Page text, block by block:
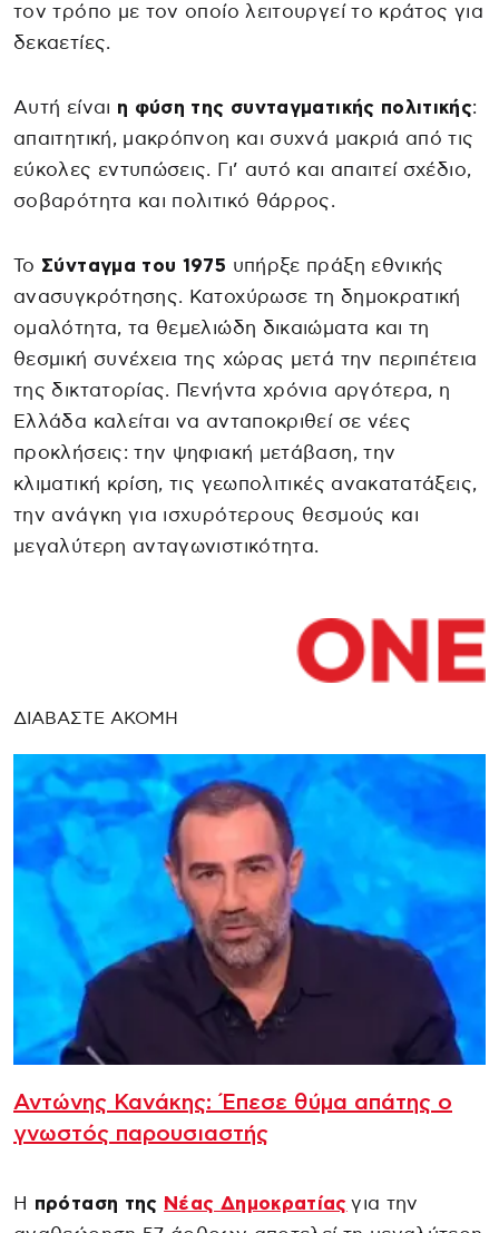
τον τρόπο με τον οποίο λειτουργεί το κράτος για
δεκαετίες.
Αυτή είναι η φύση της συνταγματικής πολιτικής:
απαιτητική, μακρόπνοη και συχνά μακριά από τις
εύκολες εντυπώσεις. Γι’ αυτό και απαιτεί σχέδιο,
σοβαρότητα και πολιτικό θάρρος.
Το Σύνταγμα του 1975 υπήρξε πράξη εθνικής
ανασυγκρότησης. Κατοχύρωσε τη δημοκρατική
ομαλότητα, τα θεμελιώδη δικαιώματα και τη
θεσμική συνέχεια της χώρας μετά την περιπέτεια
της δικτατορίας. Πενήντα χρόνια αργότερα, η
Ελλάδα καλείται να ανταποκριθεί σε νέες
προκλήσεις: την ψηφιακή μετάβαση, την
κλιματική κρίση, τις γεωπολιτικές ανακατατάξεις,
την ανάγκη για ισχυρότερους θεσμούς και
μεγαλύτερη ανταγωνιστικότητα.
ΔΙΑΒΑΣΤΕ ΑΚΟΜΗ
Αντώνης Κανάκης: Έπεσε θύμα απάτης ο
γνωστός παρουσιαστής
Η πρόταση της Νέας Δημοκρατίας για την